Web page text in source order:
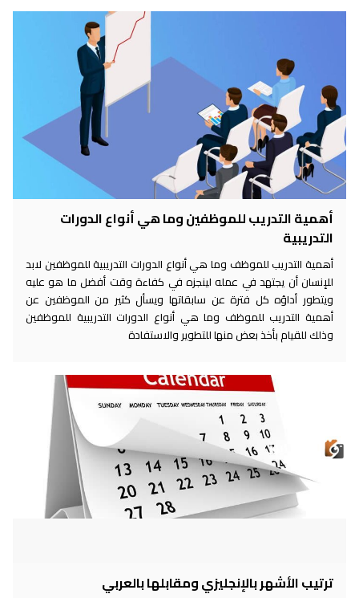
أهمية التدريب للموظفين وما هي أنواع الدورات
التدريبية
أهمية التدريب للموظف وما هي أنواع الدورات التدريبية للموظفين لابد
للإنسان أن يجتهد في عمله لينجزه في كفاءة وقت أفضل ما هو عليه
ويتطور أداؤه كل فترة عن سابقاتها ويسأل كثير من الموظفين عن
أهمية التدريب للموظف وما هي أنواع الدورات التدريبية للموظفين
وذلك للقيام بأخذ بعض منها للتطوير والاستفادة
ترتيب الأشهر بالإنجليزي ومقابلها بالعربي